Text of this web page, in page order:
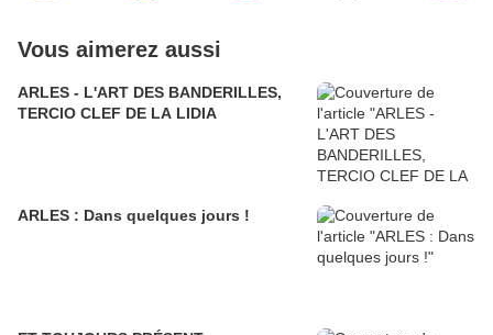
Vous aimerez aussi
ARLES - L'ART DES BANDERILLES,
TERCIO CLEF DE LA LIDIA
ARLES : Dans quelques jours !